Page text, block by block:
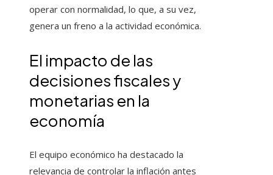
operar con normalidad, lo que, a su vez,
genera un freno a la actividad económica.
El impacto de las
decisiones fiscales y
monetarias en la
economía
El equipo económico ha destacado la
relevancia de controlar la inflación antes